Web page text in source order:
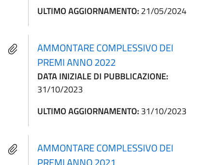
ULTIMO AGGIORNAMENTO:21/05/2024
AMMONTARE COMPLESSIVO DEI
PREMI ANNO 2022
DATA INIZIALE DI PUBBLICAZIONE:
31/10/2023
ULTIMO AGGIORNAMENTO:31/10/2023
AMMONTARE COMPLESSIVO DEI